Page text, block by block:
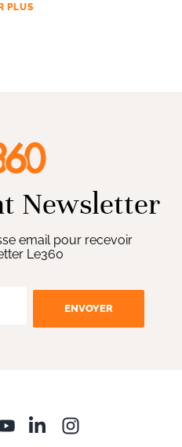
PLUS
Newsletter
email pour recevoir
Le360
ENVOYER